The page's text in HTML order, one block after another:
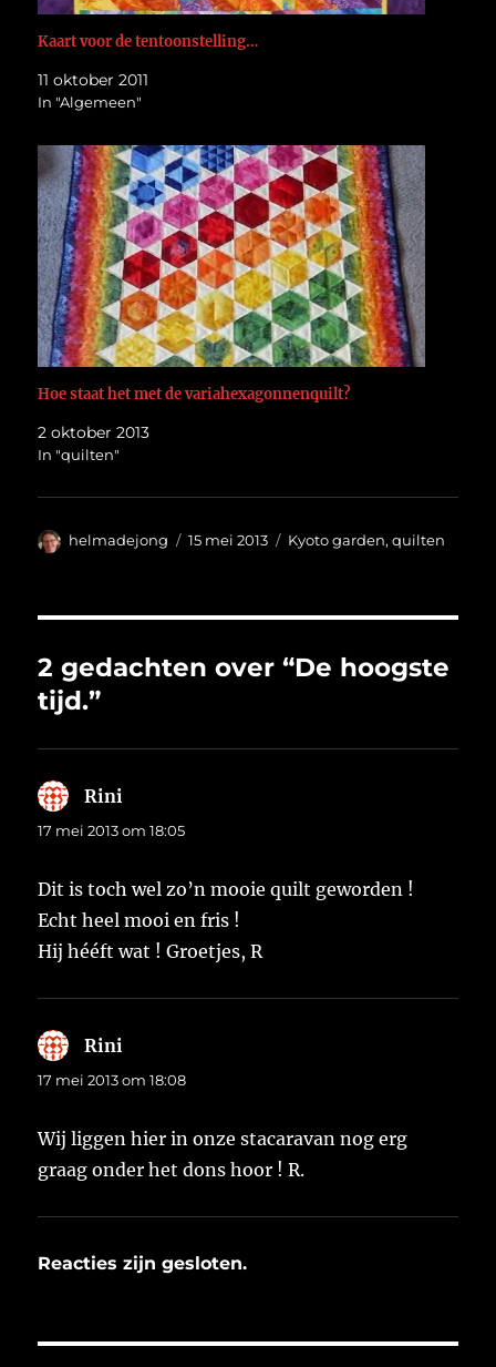
Kaart voor de tentoonstelling…
11 oktober 2011
In "Algemeen"
Hoe staat het met de variahexagonnenquilt?
2 oktober 2013
In "quilten"
Auteur
helmadejong
Geplaatst
15 mei 2013 Categorieën
Kyoto garden,quilten
2 gedachten over “De hoogste
tijd.”
Rini
17 mei 2013 om 18:05
Dit is toch wel zo’n mooie quilt geworden !
Echt heel mooi en fris !
Hij hééft wat ! Groetjes, R
Rini
17 mei 2013 om 18:08
Wij liggen hier in onze stacaravan nog erg
graag onder het dons hoor ! R.
Reacties zijn gesloten.